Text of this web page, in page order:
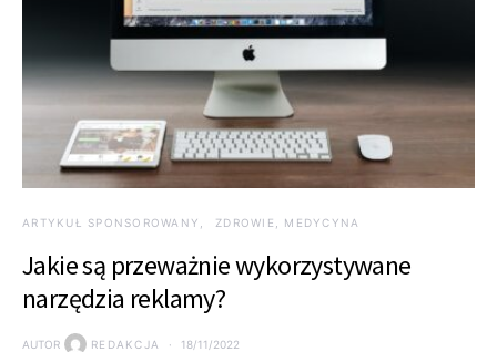
ARTYKUŁ SPONSOROWANY ZDROWIE, MEDYCYNA
Jakie są przeważnie wykorzystywane
narzędzia reklamy?
AUTOR REDAKCJA 18/11/2022